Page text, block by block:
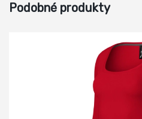
Podobné produkty